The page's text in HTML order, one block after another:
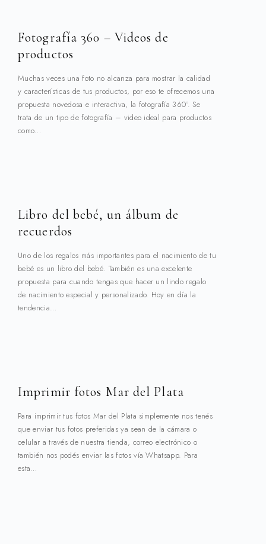
Fotografía 360 – Videos de
productos
Muchas veces una foto no alcanza para mostrar la calidad
y características de tus productos, por eso te ofrecemos una
propuesta novedosa e interactiva, la fotografía 360º. Se
trata de un tipo de fotografía – video ideal para productos
como…
Libro del bebé, un álbum de
recuerdos
Uno de los regalos más importantes para el nacimiento de tu
bebé es un libro del bebé. También es una excelente
propuesta para cuando tengas que hacer un lindo regalo
de nacimiento especial y personalizado. Hoy en día la
tendencia…
Imprimir fotos Mar del Plata
Para imprimir tus fotos Mar del Plata simplemente nos tenés
que enviar tus fotos preferidas ya sean de la cámara o
celular a través de nuestra tienda, correo electrónico o
también nos podés enviar las fotos vía Whatsapp. Para
esta…